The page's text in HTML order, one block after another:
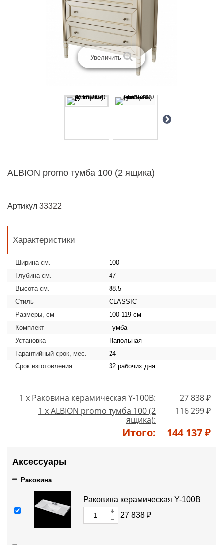
Увеличить
ALBION promo тумба 100 (2 ящика)
Артикул 33322
Характеристики
Ширина см.
100
Глубина см.
47
Высота см.
88.5
Стиль
CLASSIC
Размеры, см
100-119 см
Комплект
Тумба
Установка
Напольная
Гарантийный срок, мес.
24
Срок изготовления
32 рабочих дня
1 x Раковина керамическая Y-100B:
27 838 ₽
1 x ALBION promo тумба 100 (2
ящика):
116 299 ₽
Итого: 144 137 ₽
Аксессуары
Раковина
Раковина керамическая Y-100B
27 838 ₽